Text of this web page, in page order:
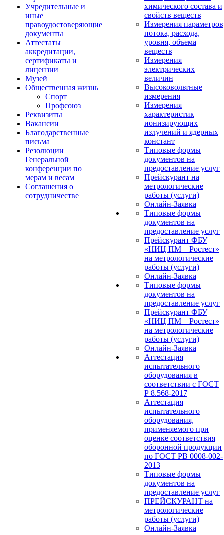
Учредительные и
иные
правоудостоверяющие
документы
Аттестаты
аккредитации,
сертификаты и
лицензии
Музей
Общественная жизнь
Спорт
Профсоюз
Реквизиты
Вакансии
Благодарственные
письма
Резолюции
Генеральной
конференции по
мерам и весам
Соглашения о
сотрудничестве
химического состава и
свойств веществ
Измерения параметров
потока, расхода,
уровня, объема
веществ
Измерения
электрических
величин
Высоковольтные
измерения
Измерения
характеристик
ионизирующих
излучений и ядерных
констант
Типовые формы
документов на
предоставление услуг
Прейскурант на
метрологические
работы (услуги)
Онлайн-Заявка
Типовые формы
документов на
предоставление услуг
Прейскурант ФБУ
«НИЦ ПМ – Ростест»
на метрологические
работы (услуги)
Онлайн-Заявка
Типовые формы
документов на
предоставление услуг
Прейскурант ФБУ
«НИЦ ПМ – Ростест»
на метрологические
работы (услуги)
Онлайн-Заявка
Аттестация
испытательного
оборудования в
соответствии с ГОСТ
Р 8.568-2017
Аттестация
испытательного
оборудования,
применяемого при
оценке соответствия
оборонной продукции
по ГОСТ РВ 0008-002-
2013
Типовые формы
документов на
предоставление услуг
ПРЕЙСКУРАНТ на
метрологические
работы (услуги)
Онлайн-Заявка